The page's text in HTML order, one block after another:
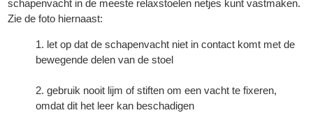
schapenvacht in de meeste relaxstoelen netjes kunt vastmaken.
Zie de foto hiernaast:
let op dat de schapenvacht niet in contact komt met de
bewegende delen van de stoel
gebruik nooit lijm of stiften om een vacht te fixeren,
omdat dit het leer kan beschadigen